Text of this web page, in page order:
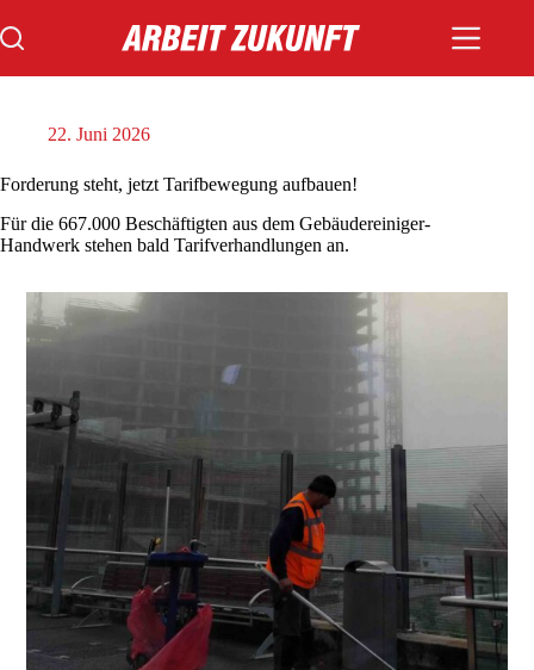
Inhalt
springen
22. Juni 2026
Forderung steht, jetzt Tarifbewegung aufbauen!
Für die 667.000 Beschäftigten aus dem Gebäudereiniger-
Handwerk stehen bald Tarifverhandlungen an.